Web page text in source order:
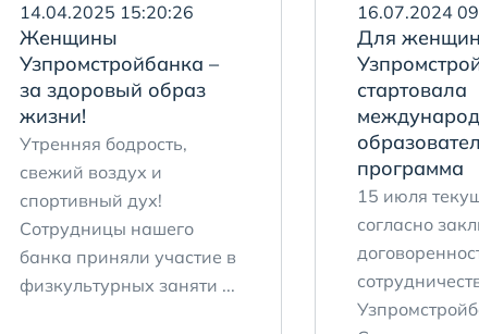
14.04.2025 15:20:26
Женщины
Узпромстройбанка –
за здоровый образ
жизни!
Утренняя бодрость,
свежий воздух и
спортивный дух!
Сотрудницы нашего
банка приняли участие в
физкультурных заняти ...
16.07.2024
Для
стартовала
программа
15 июля
согласно